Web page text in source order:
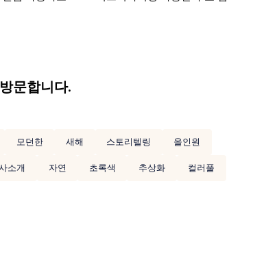
문합니다.
모던한 새해 스토리텔링
올인원
소개 자연 초록색 추상화
컬러풀